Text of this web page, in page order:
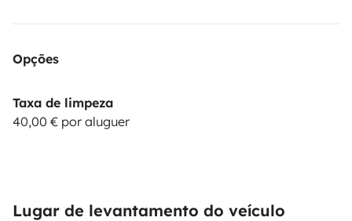
visiten después de usted.
Opções
Taxa de limpeza
40,00 € por aluguer
Lugar de levantamento do veículo